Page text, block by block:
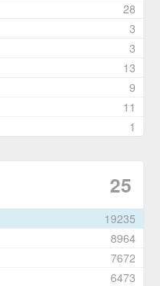
28
3
3
13
9
11
1
25
19235
8964
7672
6473